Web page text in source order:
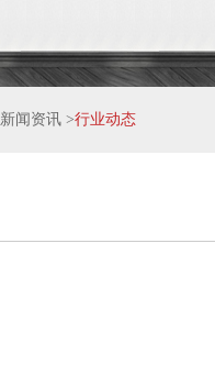
新闻资讯 >行业动态